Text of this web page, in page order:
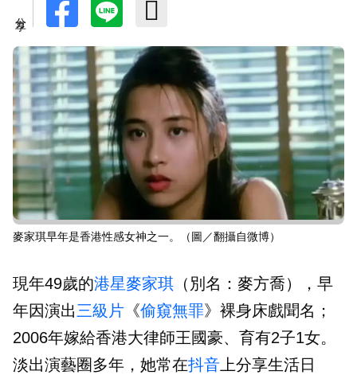
麥家琪早年是香港性感女神之一。（圖／翻攝自微博）
現年49歲的港星麥家琪 （別名：麥方喬），早
年因演出三級片 《偷窺無罪》裸身床戲聞名；
2006年嫁給香港大律師王國豪、育有2子1女。
淡出演藝圈多年，她常在抖音 上分享生活日